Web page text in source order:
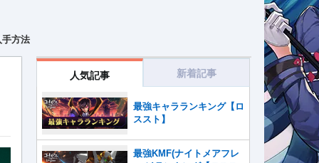
手方法
人気記事 新着記事
最強キャラランキング【ロ
ススト】
最強KMF(ナイトメアフレ